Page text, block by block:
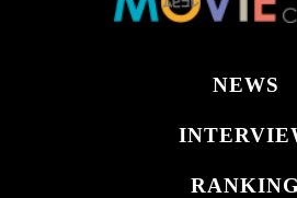
NEWS